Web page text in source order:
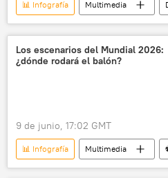
📊 Infografía Multimedia
📰 Escalada entre EEUU, Israel e Irán
🟠 Video
Los escenarios del Mundial 2026:
¿dónde rodará el balón?
9 de junio, 17:02 GMT
📊 Infografía Multimedia
EEUU
México